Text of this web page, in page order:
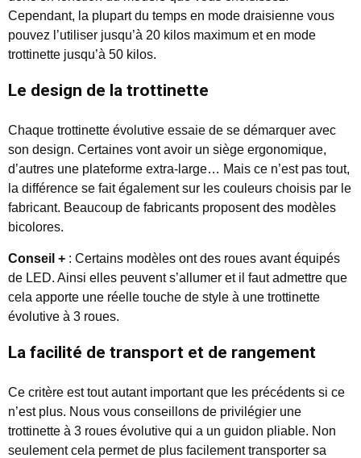
Cependant, la plupart du temps en mode draisienne vous
pouvez l’utiliser jusqu’à 20 kilos maximum et en mode
trottinette jusqu’à 50 kilos.
Le design de la trottinette
Chaque trottinette évolutive essaie de se démarquer avec
son design. Certaines vont avoir un siège ergonomique,
d’autres une plateforme extra-large… Mais ce n’est pas tout,
la différence se fait également sur les couleurs choisis par le
fabricant. Beaucoup de fabricants proposent des modèles
bicolores.
Conseil + : Certains modèles ont des roues avant équipés
de LED. Ainsi elles peuvent s’allumer et il faut admettre que
cela apporte une réelle touche de style à une trottinette
évolutive à 3 roues.
La facilité de transport et de rangement
Ce critère est tout autant important que les précédents si ce
n’est plus. Nous vous conseillons de privilégier une
trottinette à 3 roues évolutive qui a un guidon pliable. Non
seulement cela permet de plus facilement transporter sa